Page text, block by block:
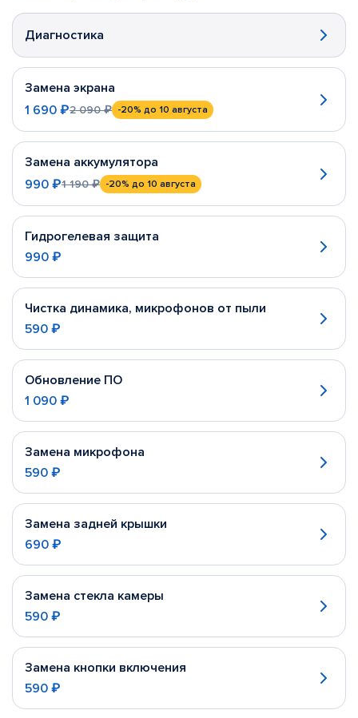
Диагностика
Замена экрана
1 690 ₽2 090 ₽ -20% до 10 августа
Замена аккумулятора
990 ₽1 190 ₽ -20% до 10 августа
Гидрогелевая защита
990 ₽
Чистка динамика, микрофонов от пыли
590 ₽
Обновление ПО
1 090 ₽
Замена микрофона
590 ₽
Замена задней крышки
690 ₽
Замена стекла камеры
590 ₽
Замена кнопки включения
590 ₽